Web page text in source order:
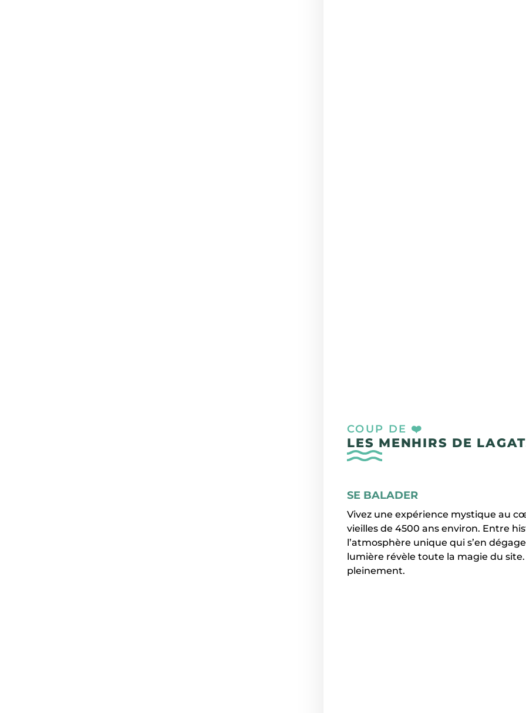
COUP DE ❤️
LES MENHIRS DE
SE BALADER
Vivez une expérience mystique au
vieilles de 4500 ans environ. Entre
l’atmosphère unique qui s’en
lumière révèle toute la magie du
pleinement.